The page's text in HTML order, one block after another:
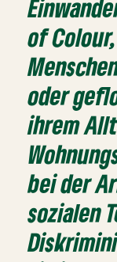
of
oder
ihrem
bei der
sozialen